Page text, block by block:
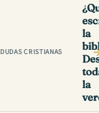
DUDAS CRISTIANAS
la
la